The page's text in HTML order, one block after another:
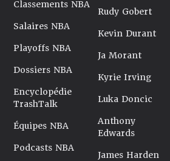
Classements NBA
Salaires NBA
Playoffs NBA
Dossiers NBA
Encyclopédie
TrashTalk
Équipes NBA
Podcasts NBA
Rudy Gobert
Kevin Durant
Ja Morant
Kyrie Irving
Luka Doncic
Anthony
Edwards
James Harden